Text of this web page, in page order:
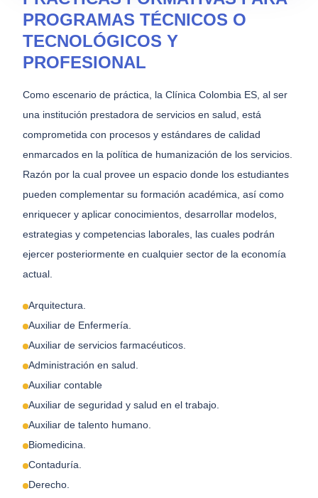
PROGRAMAS TÉCNICOS O
TECNOLÓGICOS Y
PROFESIONAL
Como escenario de práctica, la Clínica Colombia ES, al ser
una institución prestadora de servicios en salud, está
comprometida con procesos y estándares de calidad
enmarcados en la política de humanización de los servicios.
Razón por la cual provee un espacio donde los estudiantes
pueden complementar su formación académica, así como
enriquecer y aplicar conocimientos, desarrollar modelos,
estrategias y competencias laborales, las cuales podrán
ejercer posteriormente en cualquier sector de la economía
actual.
Arquitectura.
Auxiliar de Enfermería.
Auxiliar de servicios farmacéuticos.
Administración en salud.
Auxiliar contable
Auxiliar de seguridad y salud en el trabajo.
Auxiliar de talento humano.
Biomedicina.
Contaduría.
Derecho.